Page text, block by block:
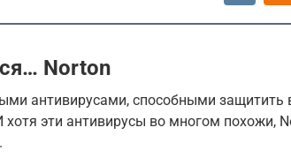
Norton
антивирусами, способными защитить
хотя эти антивирусы во многом похожи,